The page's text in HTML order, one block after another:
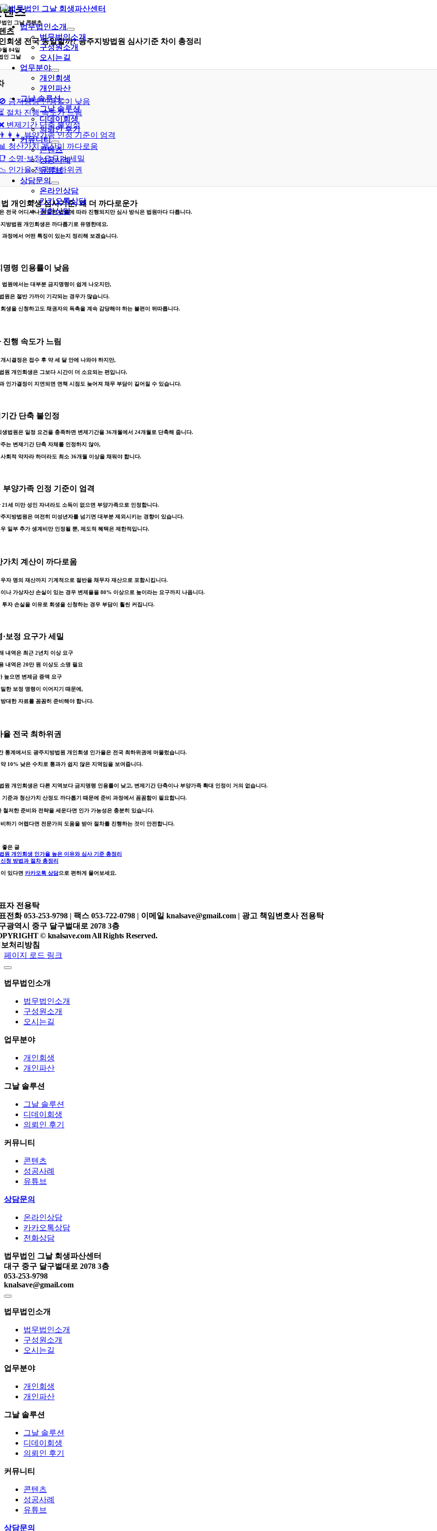
콘
텐
츠
로
건
너
뛰
법무법인소개
법무법인소개
구성원소개
오시는길
업무분야
개인회생
개인파산
그날 솔루션
그날 솔루션
디데이회생
의뢰인 후기
커뮤니티
콘텐츠
성공사례
유튜브
상담문의
온라인상담
카카오톡상담
전화상담
법무법인소개
법무법인소개
구성원소개
오시는길
업무분야
개인회생
개인파산
그날 솔루션
그날 솔루션
디데이회생
의뢰인 후기
커뮤니티
콘텐츠
성공사례
유튜브
상담문의
온라인상담
카카오톡상담
전화상담
텐츠
법인 그날 콘텐츠
츠
회생 전국 동일할까? 광주지방법원 심사기준 차이 총정리
월 04일
인 그날
금지명령 인용률이 낮음
절차 진행 속도가 느림
변제기간 단축 불인정
부양가족 인정 기준이 엄격
청산가치 계산이 까다로움
소명·보정 요구가 세밀
인가율 전국 최하위권
개인회생 심사기준, 왜 더 까다로운가
전국 어디서나 동일한 법률에 따라 진행되지만심사 방식은 법원마다 다릅니다.
방법원 개인회생은 까다롭기로 유명한데요.
과정에서 어떤 특징이 있는지 정리해 보겠습니다.
명령 인용률이 낮음
법원에서는 대부분 금지명령이 쉽게 나오지만,
원은 절반 가까이 기각되는 경우가 많습니다.
생을 신청하고도 채권자의 독촉을 계속 감당해야 하는 불편이 뒤따릅니다.
진행 속도가 느림
시결정은 접수 후 약 세 달 안에 나와야 하지만,
원 개인회생은 그보다 시간이 더 소요되는 편입니다.
인가결정이 지연되면 면책 시점도 늦어져 채무 부담이 길어질 수 있습니다.
기간 단축 불인정
생법원은 일정 요건을 충족하면 변제기간을 36개월에서 24개월로 단축해 줍니다.
는 변제기간 단축 자체를 인정하지 않아,
회적 약자라 하더라도 최소 36개월 이상을 채워야 합니다.
부양가족 인정 기준이 엄격
21세 미만 성인 자녀라도 소득이 없으면 부양가족으로 인정합니다.
지방법원은 여전히 미성년자를 넘기면 대부분 제외시키는 경향이 있습니다.
일부 추가 생계비만 인정될 뿐, 제도적 혜택은 제한적입니다.
가치 계산이 까다로움
자 명의 재산까지 기계적으로 절반을 채무자 재산으로 포함시킵니다.
나 가상자산 손실이 있는 경우 변제율을 80% 이상으로 높이라는 요구까지 나옵니다.
투자 손실을 이유로 회생을 신청하는 경우 부담이 훨씬 커집니다.
·보정 요구가 세밀
내역은 최근 2년치 이상 요구
내역은 20만 원 이상도 소명 필요
높으면 변제금 증액 요구
한 보정 명령이 이어지기 때문에,
대한 자료를 꼼꼼히 준비해야 합니다.
율 전국 최하위권
통계에서도 광주지방법원 개인회생 인가율은 전국 최하위권에 머물렀습니다.
10% 낮은 수치로 통과가 쉽지 않은 지역임을 보여줍니다.
원 개인회생은 다른 지역보다 금지명령 인용률이 낮고, 변제기간 단축이나 부양가족 확대 인정이 거의 없습니다.
기준과 청산가치 산정도 까다롭기 때문에 준비 과정에서 꼼꼼함이 필요합니다.
철저한 준비와 전략을 세운다면 인가 가능성은 충분히 있습니다.
하기 어렵다면 전문가의 도움을 받아 절차를 진행하는 것이 안전합니다.
좋은 글
원 개인회생 인가율 높은 이유와 심사 기준 총정리
청 방법과 절차 총정리
있다면 카카오톡 상담으로 편하게 물어보세요.
자전용탁
전화053-253-9798 |팩스 053-722-0798 | 이메일 knalsave@gmail.com | 광고 책임변호사전용탁
광역시 중구 달구벌대로 2078 3층
© knalsave.com All Rights Reserved.
처리방침
페이지 로드 링크
법무법인소개
법무법인소개
구성원소개
오시는길
업무분야
개인회생
개인파산
그날 솔루션
그날 솔루션
디데이회생
의뢰인 후기
커뮤니티
콘텐츠
성공사례
유튜브
상담문의
온라인상담
카카오톡상담
전화상담
법무법인 그날 회생파산센터
대구 중구 달구벌대로 2078 3층
053-253-9798
knalsave@gmail.com
법무법인소개
법무법인소개
구성원소개
오시는길
업무분야
개인회생
개인파산
그날 솔루션
그날 솔루션
디데이회생
의뢰인 후기
커뮤니티
콘텐츠
성공사례
유튜브
상담문의